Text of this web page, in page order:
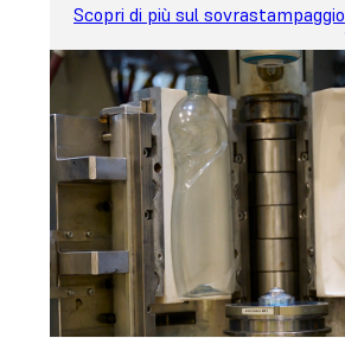
Scopri di più sul sovrastampaggio